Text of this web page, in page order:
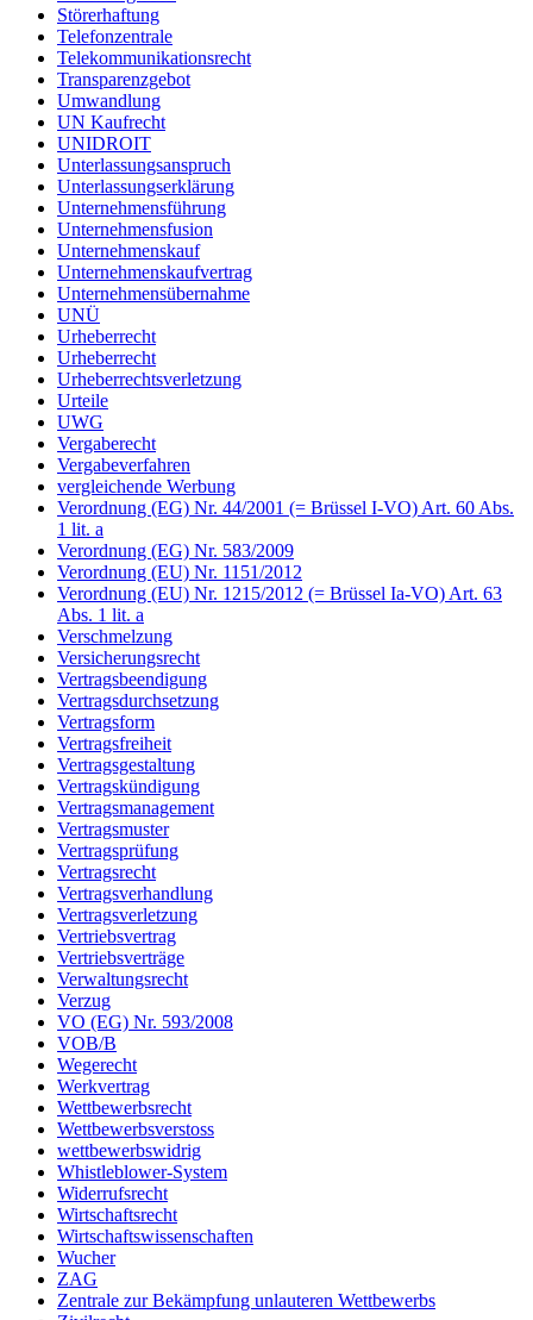
Störerhaftung
Telefonzentrale
Telekommunikationsrecht
Transparenzgebot
Umwandlung
UN Kaufrecht
UNIDROIT
Unterlassungsanspruch
Unterlassungserklärung
Unternehmensführung
Unternehmensfusion
Unternehmenskauf
Unternehmenskaufvertrag
Unternehmensübernahme
UNÜ
Urheberrecht
Urheberrecht
Urheberrechtsverletzung
Urteile
UWG
Vergaberecht
Vergabeverfahren
vergleichende Werbung
Verordnung (EG) Nr. 44/2001 (= Brüssel I-VO) Art. 60 Abs.
1 lit. a
Verordnung (EG) Nr. 583/2009
Verordnung (EU) Nr. 1151/2012
Verordnung (EU) Nr. 1215/2012 (= Brüssel Ia-VO) Art. 63
Abs. 1 lit. a
Verschmelzung
Versicherungsrecht
Vertragsbeendigung
Vertragsdurchsetzung
Vertragsform
Vertragsfreiheit
Vertragsgestaltung
Vertragskündigung
Vertragsmanagement
Vertragsmuster
Vertragsprüfung
Vertragsrecht
Vertragsverhandlung
Vertragsverletzung
Vertriebsvertrag
Vertriebsverträge
Verwaltungsrecht
Verzug
VO (EG) Nr. 593/2008
VOB/B
Wegerecht
Werkvertrag
Wettbewerbsrecht
Wettbewerbsverstoss
wettbewerbswidrig
Whistleblower-System
Widerrufsrecht
Wirtschaftsrecht
Wirtschaftswissenschaften
Wucher
ZAG
Zentrale zur Bekämpfung unlauteren Wettbewerbs